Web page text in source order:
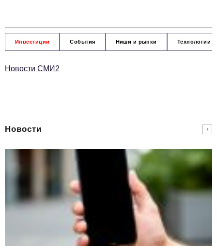
Инвестиции События Ниши и рынки Технологии
Новости СМИ2
Новости